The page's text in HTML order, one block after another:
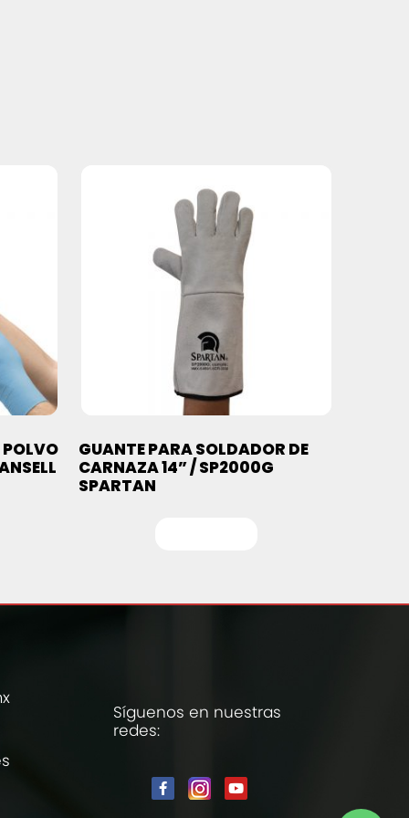
GUANTE PARA SOLDADOR DE
CARNAZA 14” / SP2000G
SPARTAN
Síguenos en nuestras
redes: